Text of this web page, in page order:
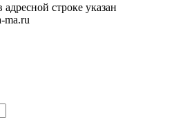
строке указан
ma.ru